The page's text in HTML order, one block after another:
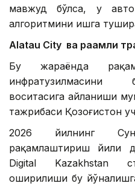
мавжуд бўлса, у
алгоритмини ишга
Alatau City ва рақамли
Бу жараёнда
инфратузилмасини
воситасига айланиши
тажрибаси Қозоғистон
2026 йилнинг
рақамлаштириш йили
Digital Kazakhstan
оширилиши бу